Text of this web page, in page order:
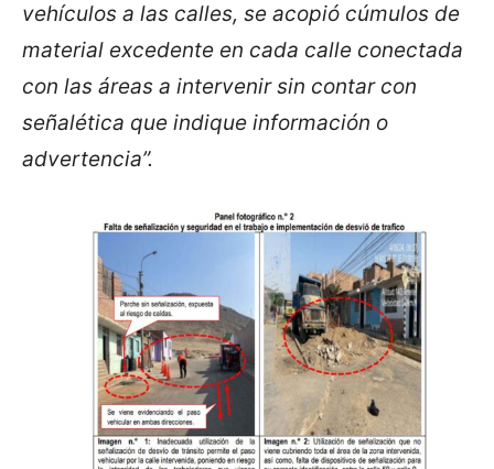
vehículos a las calles, se acopió cúmulos de
material excedente en cada calle conectada
con las áreas a intervenir sin contar con
señalética que indique información o
advertencia”.